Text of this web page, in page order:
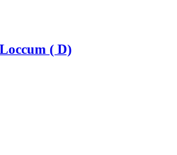
( D)